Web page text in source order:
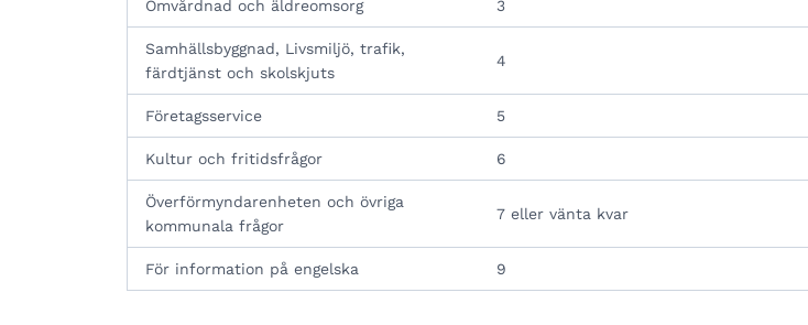
Omvårdnad och äldreomsorg 3
Samhällsbyggnad, Livsmiljö, trafik,
färdtjänst och skolskjuts
4
Företagsservice 5
Kultur och fritidsfrågor 6
Överförmyndarenheten och övriga
kommunala frågor
7 eller vänta kvar
För information på engelska 9